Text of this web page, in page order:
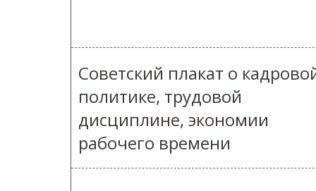
Советский плакат о
политике, трудовой
дисциплине, экономии
рабочего времени